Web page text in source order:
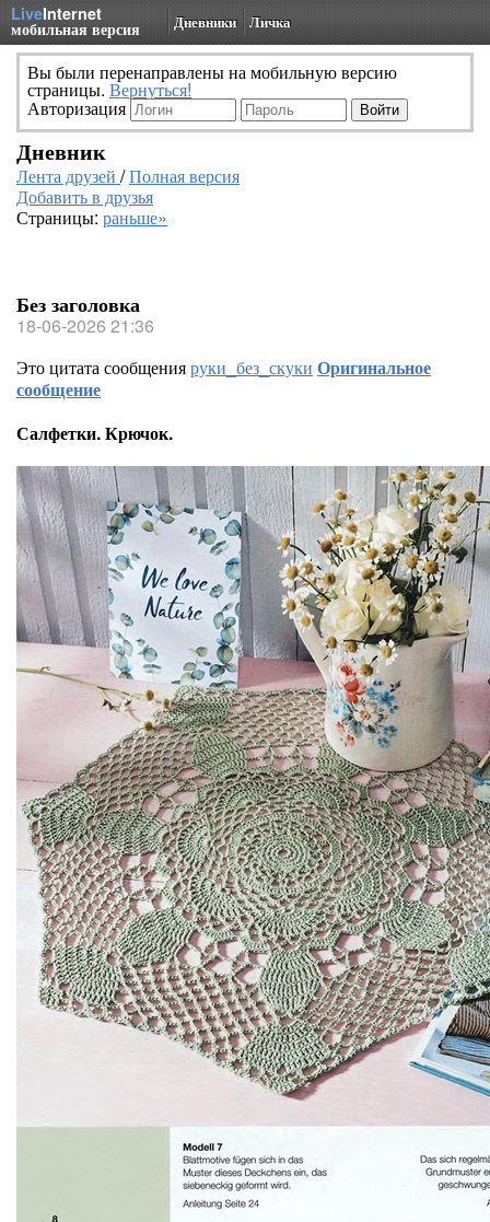
LiveInternet
мобильная версия Дневники Личка
Вы были перенаправлены на мобильную версию
страницы. Вернуться!
Авторизация
Дневник
Лента друзей /Полная версия
Добавить в друзья
Страницы: раньше»
Без заголовка
18-06-2026 21:36
Это цитата сообщенияруки_без_скуки Оригинальное
сообщение
Салфетки. Крючок.